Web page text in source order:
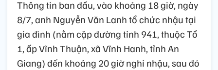
Thông tin ban đầu, vào khoảng 18 giờ, ngày
8/7, anh Nguyễn Văn Lanh tổ chức nhậu tại
gia đình (nằm cặp đường tỉnh 941, thuộc Tổ
1, ấp Vĩnh Thuận, xã Vĩnh Hanh, tỉnh An
Giang) đến khoảng 20 giờ nghỉ nhậu, sau đó